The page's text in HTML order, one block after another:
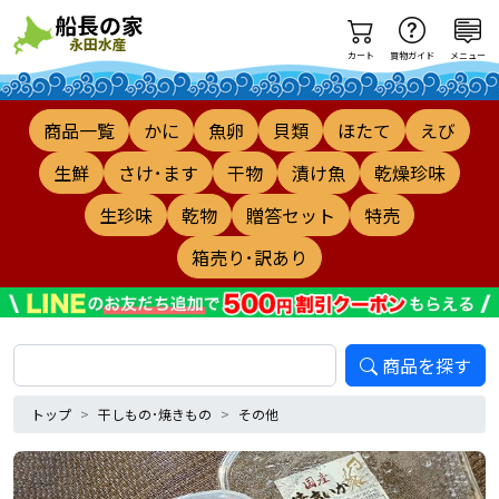
カート 買物ガイド メニュー
商品一覧 かに 魚卵 貝類 ほたて
えび
生鮮
さけ･ます 干物 漬け魚
乾燥珍味
生珍味
乾物 贈答セット
特売
箱売り･訳あり
商品を探す
トップ 干しもの･焼きもの その他